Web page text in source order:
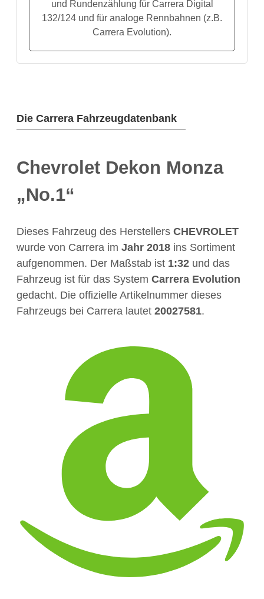
Die Carrera Fahrzeugdatenbank
Chevrolet Dekon Monza
„No.1“
Dieses Fahrzeug des Herstellers CHEVROLET
wurde von Carrera im Jahr 2018 ins Sortiment
aufgenommen. Der Maßstab ist 1:32 und das
Fahrzeug ist für das System Carrera Evolution
gedacht. Die offizielle Artikelnummer dieses
Fahrzeugs bei Carrera lautet 20027581.
und Rundenzählung für Carrera Digital
132/124 und für analoge Rennbahnen (z.B.
Carrera Evolution).